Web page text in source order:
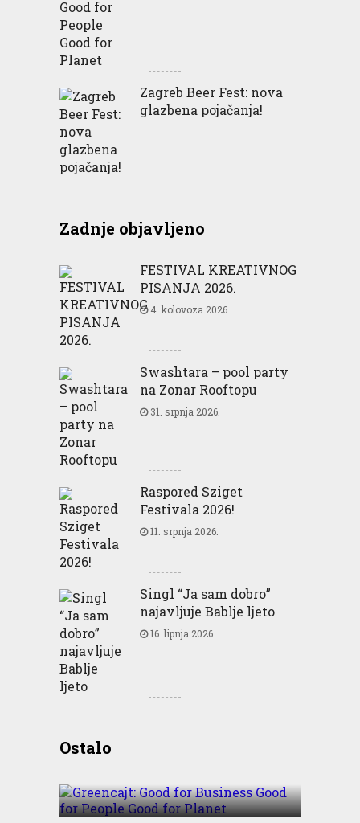
Zagreb Beer Fest: nova
glazbena pojačanja!
Zadnje objavljeno
FESTIVAL KREATIVNOG
PISANJA 2026.
4. kolovoza 2026.
Swashtara – pool party
na Zonar Rooftopu
31. srpnja 2026.
Raspored Sziget
Festivala 2026!
11. srpnja 2026.
Singl “Ja sam dobro”
najavljuje Bablje ljeto
16. lipnja 2026.
OstaloBusiness Good for People